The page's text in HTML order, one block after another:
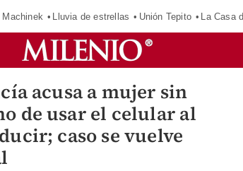
Machinek Lluvia de estrellas Unión Tepito La Casa
acusa a mujer sin
de usar el celular al
caso se vuelve